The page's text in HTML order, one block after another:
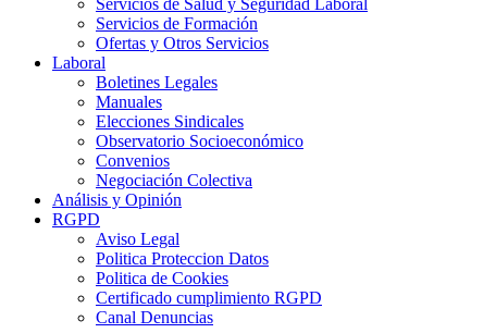
Servicios de Salud y Seguridad Laboral
Servicios de Formación
Ofertas y Otros Servicios
Laboral
Boletines Legales
Manuales
Elecciones Sindicales
Observatorio Socioeconómico
Convenios
Negociación Colectiva
Análisis y Opinión
RGPD
Aviso Legal
Politica Proteccion Datos
Politica de Cookies
Certificado cumplimiento RGPD
Canal Denuncias